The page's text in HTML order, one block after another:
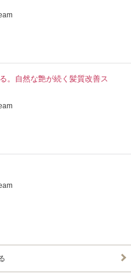
。自然な艶が続く髪質改善ス